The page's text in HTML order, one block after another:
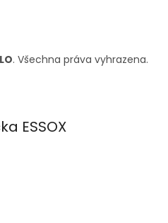
. Všechna práva vyhrazena.
ESSOX